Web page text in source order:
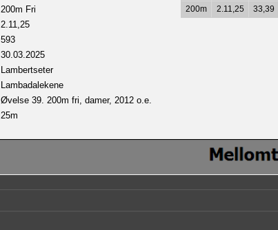
200m Fri
2.11,25
593
30.03.2025
Lambertseter
Lambadalekene
Øvelse 39. 200m fri, damer, 2012 o.e.
25m
200m
2.11,25 33,39